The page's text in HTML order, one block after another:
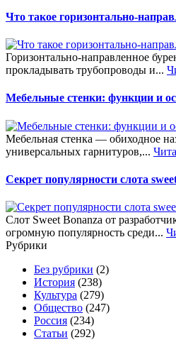
Что такое горизонтально-
Горизонтально-направленное
прокладывать трубопроводы и...
Мебельные стенки: функции и
Мебельная стенка — обиходное
универсальных гарнитуров,...
Секрет популярности слота
Слот Sweet Bonanza от
огромную популярность среди...
Рубрики
Без рубрики (2)
История (238)
Культура (279)
Общество (247)
Россия (234)
Статьи (292)